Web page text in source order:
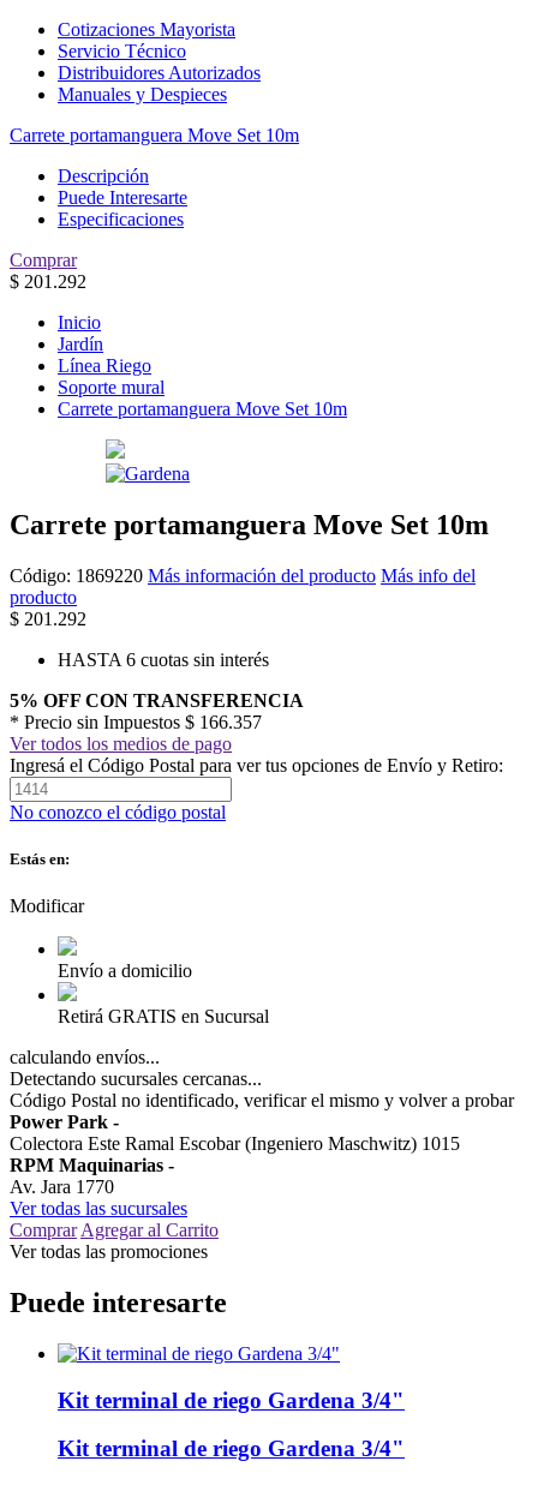
Cotizaciones Mayorista
Servicio Técnico
Distribuidores Autorizados
Manuales y Despieces
Carrete portamanguera Move Set 10m
Descripción
Puede Interesarte
Especificaciones
Comprar
$ 201.292
Inicio
Jardín
Línea Riego
Soporte mural
Carrete portamanguera Move Set 10m
Carrete portamanguera Move Set 10m
Código: 1869220 Más información del producto Más info del
producto
$ 201.292
HASTA 6 cuotas sin interés
5% OFF CON TRANSFERENCIA
* Precio sin Impuestos $ 166.357
Ver todos los medios de pago
Ingresá el Código Postal para ver tus opciones de Envío y Retiro:
No conozco el código postal
Estás en:
Modificar
Envío a domicilio
Retirá GRATIS en Sucursal
calculando envíos...
Detectando sucursales cercanas...
Código Postal no identificado, verificar el mismo y volver a probar
Power Park -
Colectora Este Ramal Escobar (Ingeniero Maschwitz) 1015
RPM Maquinarias -
Av. Jara 1770
Ver todas las sucursales
Comprar Agregar al Carrito
Ver todas las promociones
Puede interesarte
Kit terminal de riego Gardena 3/4"
Kit terminal de riego Gardena 3/4"